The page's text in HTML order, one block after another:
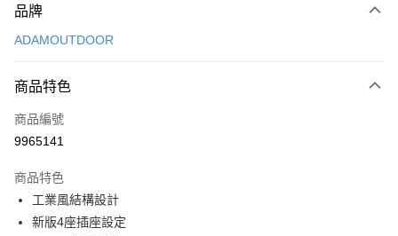
信用卡一次付款
Apple Pay
街口支付
Google Pay
全盈+PAY
品牌
ADAMOUTDOOR
商品特色
商品編號
9965141
商品特色
工業風結構設計
新版4座插座設定